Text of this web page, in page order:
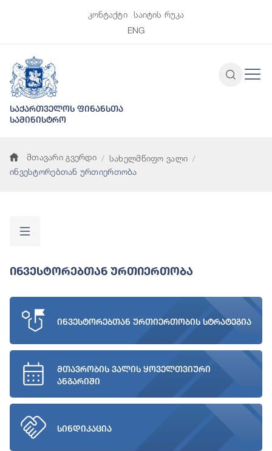
კონტაქტი
საიტის რუკა
ENG
საქართველოს ფინანსთა
სამინისტრო
მთავარი გვერდი
სახელმწიფო ვალი
ინვესტორებთან ურთიერთობა
Ინვესტორებთან Ურთიერთობა
ინვესტორებთან ურთიერთობის სტრატეგია
მთავრობის ვალის ყოველთვიური
ანგარიში
სინდიკაცია